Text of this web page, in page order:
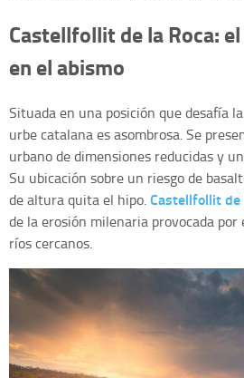
Castellfollit de la Roca:
en el abismo
Situada en una posición que desafía
urbe catalana es asombrosa. Se
urbano de dimensiones reducidas y
Su ubicación sobre un riesgo de
de altura quita el hipo.Castellfollit de
de la erosión milenaria provocada por
ríos cercanos.